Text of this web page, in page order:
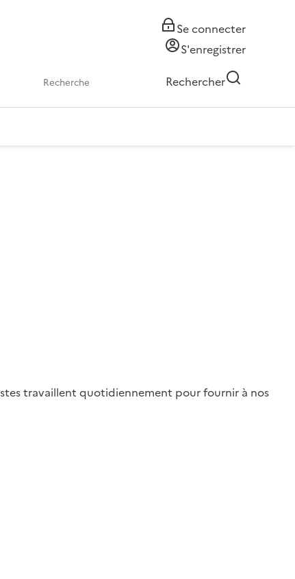
Se connecter
S'enregistrer
Rechercher
travaillent quotidiennement pour fournir à nos